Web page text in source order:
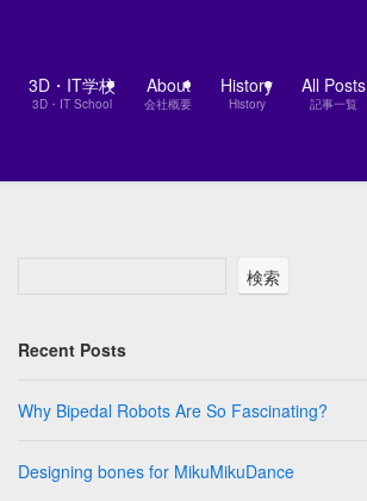
3D・IT学校
3D・IT School
About
会社概要
History
History
All Posts
記事一覧
検索
Recent Posts
Why Bipedal Robots Are So Fascinating?
Designing bones for MikuMikuDance